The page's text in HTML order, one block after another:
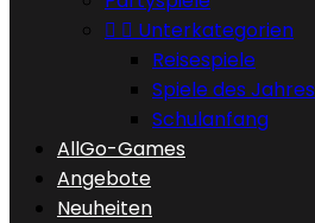
  Unterkategorien
Reisespiele
Spiele des Jahres
Schulanfang
AllGo-Games
Angebote
Neuheiten